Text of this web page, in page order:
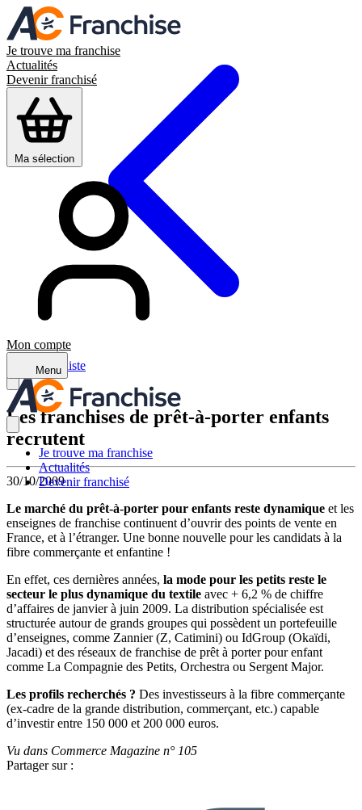
Je trouve ma franchise
Actualités
Devenir franchisé
Ma sélection
Mon compte
Menu
Je trouve ma franchise
Actualités
Devenir franchisé
Retour à la liste
Les franchises de prêt-à-porter enfants
recrutent
30/10/2009
Le marché du prêt-à-porter pour enfants reste dynamique et les
enseignes de franchise continuent d’ouvrir des points de vente en
France, et à l’étranger. Une bonne nouvelle pour les candidats à la
fibre commerçante et enfantine !
En effet, ces dernières années, la mode pour les petits reste le
secteur le plus dynamique du textile avec + 6,2 % de chiffre
d’affaires de janvier à juin 2009. La distribution spécialisée est
structurée autour de grands groupes qui possèdent un portefeuille
d’enseignes, comme Zannier (Z, Catimini) ou IdGroup (Okaïdi,
Jacadi) et des réseaux de franchise de prêt à porter pour enfant
comme La Compagnie des Petits, Orchestra ou Sergent Major.
Les profils recherchés ? Des investisseurs à la fibre commerçante
(ex-cadre de la grande distribution, commerçant, etc.) capable
d’investir entre 150 000 et 200 000 euros.
Vu dans Commerce Magazine n° 105
Partager sur :